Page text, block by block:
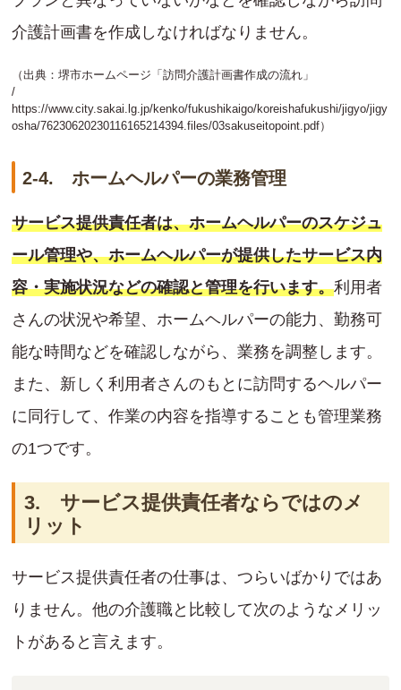
介護計画書を作成しなければなりません。
（出典：堺市ホームページ「訪問介護計画書作成の流れ」
/
https://www.city.sakai.lg.jp/kenko/fukushikaigo/koreishafukushi/jigyo/jigy
osha/76230620230116165214394.files/03sakuseitopoint.pdf）
2-4. ホームヘルパーの業務管理
サービス提供責任者は、ホームヘルパーのスケジュ
ール管理や、ホームヘルパーが提供したサービス内
容・実施状況などの確認と管理を行います。利用者
さんの状況や希望、ホームヘルパーの能力、勤務可
能な時間などを確認しながら、業務を調整します。
また、新しく利用者さんのもとに訪問するヘルパー
に同行して、作業の内容を指導することも管理業務
の1つです。
3. サービス提供責任者ならではのメ
リット
サービス提供責任者の仕事は、つらいばかりではあ
りません。他の介護職と比較して次のようなメリッ
トがあると言えます。